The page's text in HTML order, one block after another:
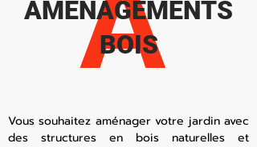
AMÉNAGEMENTS
BOIS
Vous souhaitez aménager votre jardin avec
des structures en bois naturelles et